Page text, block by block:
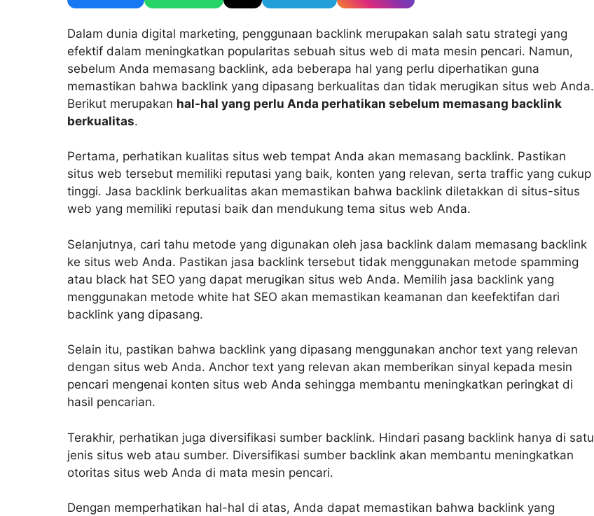
Dalam dunia digital marketing, penggunaan backlink merupakan salah satu strategi yang
efektif dalam meningkatkan popularitas sebuah situs web di mata mesin pencari. Namun,
sebelum Anda memasang backlink, ada beberapa hal yang perlu diperhatikan guna
memastikan bahwa backlink yang dipasang berkualitas dan tidak merugikan situs web Anda.
Berikut merupakan hal-hal yang perlu Anda perhatikan sebelum memasang backlink
berkualitas.
Pertama, perhatikan kualitas situs web tempat Anda akan memasang backlink. Pastikan
situs web tersebut memiliki reputasi yang baik, konten yang relevan, serta traffic yang cukup
tinggi. Jasa backlink berkualitas akan memastikan bahwa backlink diletakkan di situs-situs
web yang memiliki reputasi baik dan mendukung tema situs web Anda.
Selanjutnya, cari tahu metode yang digunakan oleh jasa backlink dalam memasang backlink
ke situs web Anda. Pastikan jasa backlink tersebut tidak menggunakan metode spamming
atau black hat SEO yang dapat merugikan situs web Anda. Memilih jasa backlink yang
menggunakan metode white hat SEO akan memastikan keamanan dan keefektifan dari
backlink yang dipasang.
Selain itu, pastikan bahwa backlink yang dipasang menggunakan anchor text yang relevan
dengan situs web Anda. Anchor text yang relevan akan memberikan sinyal kepada mesin
pencari mengenai konten situs web Anda sehingga membantu meningkatkan peringkat di
hasil pencarian.
Terakhir, perhatikan juga diversifikasi sumber backlink. Hindari pasang backlink hanya di satu
jenis situs web atau sumber. Diversifikasi sumber backlink akan membantu meningkatkan
otoritas situs web Anda di mata mesin pencari.
Dengan memperhatikan hal-hal di atas, Anda dapat memastikan bahwa backlink yang